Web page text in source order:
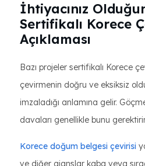
İhtiyacınız
Sertifikalı Korece
Açıklaması
Bazı projeler sertifikalı Korece
çevirmenin doğru ve eksiksiz
imzaladığı anlamına gelir.
davaları genellikle bunu
Korece doğum belgesi çevirisi
ve diğer ajanslar kaba veya